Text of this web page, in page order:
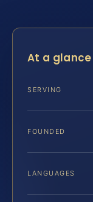
At a glance
SERVING
FOUNDED
LANGUAGES